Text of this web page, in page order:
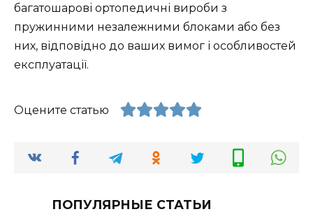
багатошарові ортопедичні вироби з
пружинними незалежними блоками або без
них, відповідно до ваших вимог і особливостей
експлуатації.
Оцените статью
ПОПУЛЯРНЫЕ СТАТЬИ